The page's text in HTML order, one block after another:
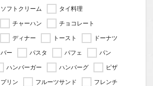
ソフトクリーム
タイ料理
チャーハン
チョコレート
ディナー トースト
ドーナツ
バー パスタ パフェ
パン
ハンバーガー ハンバーグ
ピザ
プリン フルーツサンド
フレンチ